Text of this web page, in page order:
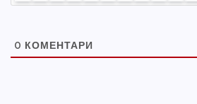
0 КОМЕНТАРИ